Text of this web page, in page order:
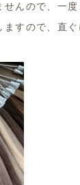
せんので、一
すので、直